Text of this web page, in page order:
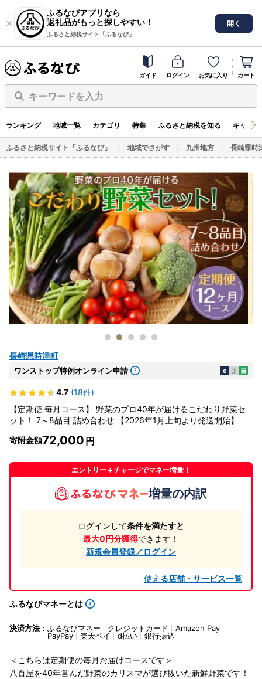
ふるなびアプリなら
返礼品がもっと探しやすい！
ふるさと納税サイト「ふるなび」
開く
ガイド ログイン お気に入り カート
キーワードを入力
ランキング 地域一覧 カテゴリ 特集 ふるさと納税を知る キャン
ふるさと納税サイト「ふるなび」 地域でさがす 九州地方 長崎県時
長崎県時津町
ワンストップ特例オンライン申請 e ま 自
4.7 (18件)
【定期便 毎月コース】 野菜のプロ40年が届けるこだわり野菜セ
ット！ 7～8品目 詰め合わせ 【2026年1月上旬より発送開始】
寄附金額72,000
エントリー＋チャージでマネー増量！
増量の内訳
ログインして条件を満たすと
最大0円分獲得できます！
新規会員登録／ログイン
使える店舗・サービス一覧
ふるなびマネーとは
決済方法： ふるなびマネー クレジットカード
Amazon Pay
PayPay
楽天ペイ d払い 銀行振込
＜こちらは定期便の毎月お届けコースです＞
八百屋を40年営んだ野菜のカリスマが選び抜いた新鮮野菜です！